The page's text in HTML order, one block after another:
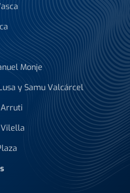
Monje
y Samu Valcárcel
Arruti
Vilella